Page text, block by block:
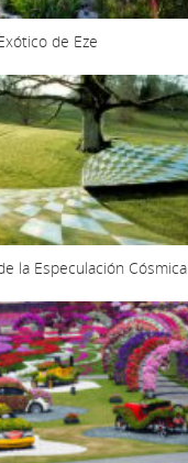
de Eze
la Especulación Cósmica